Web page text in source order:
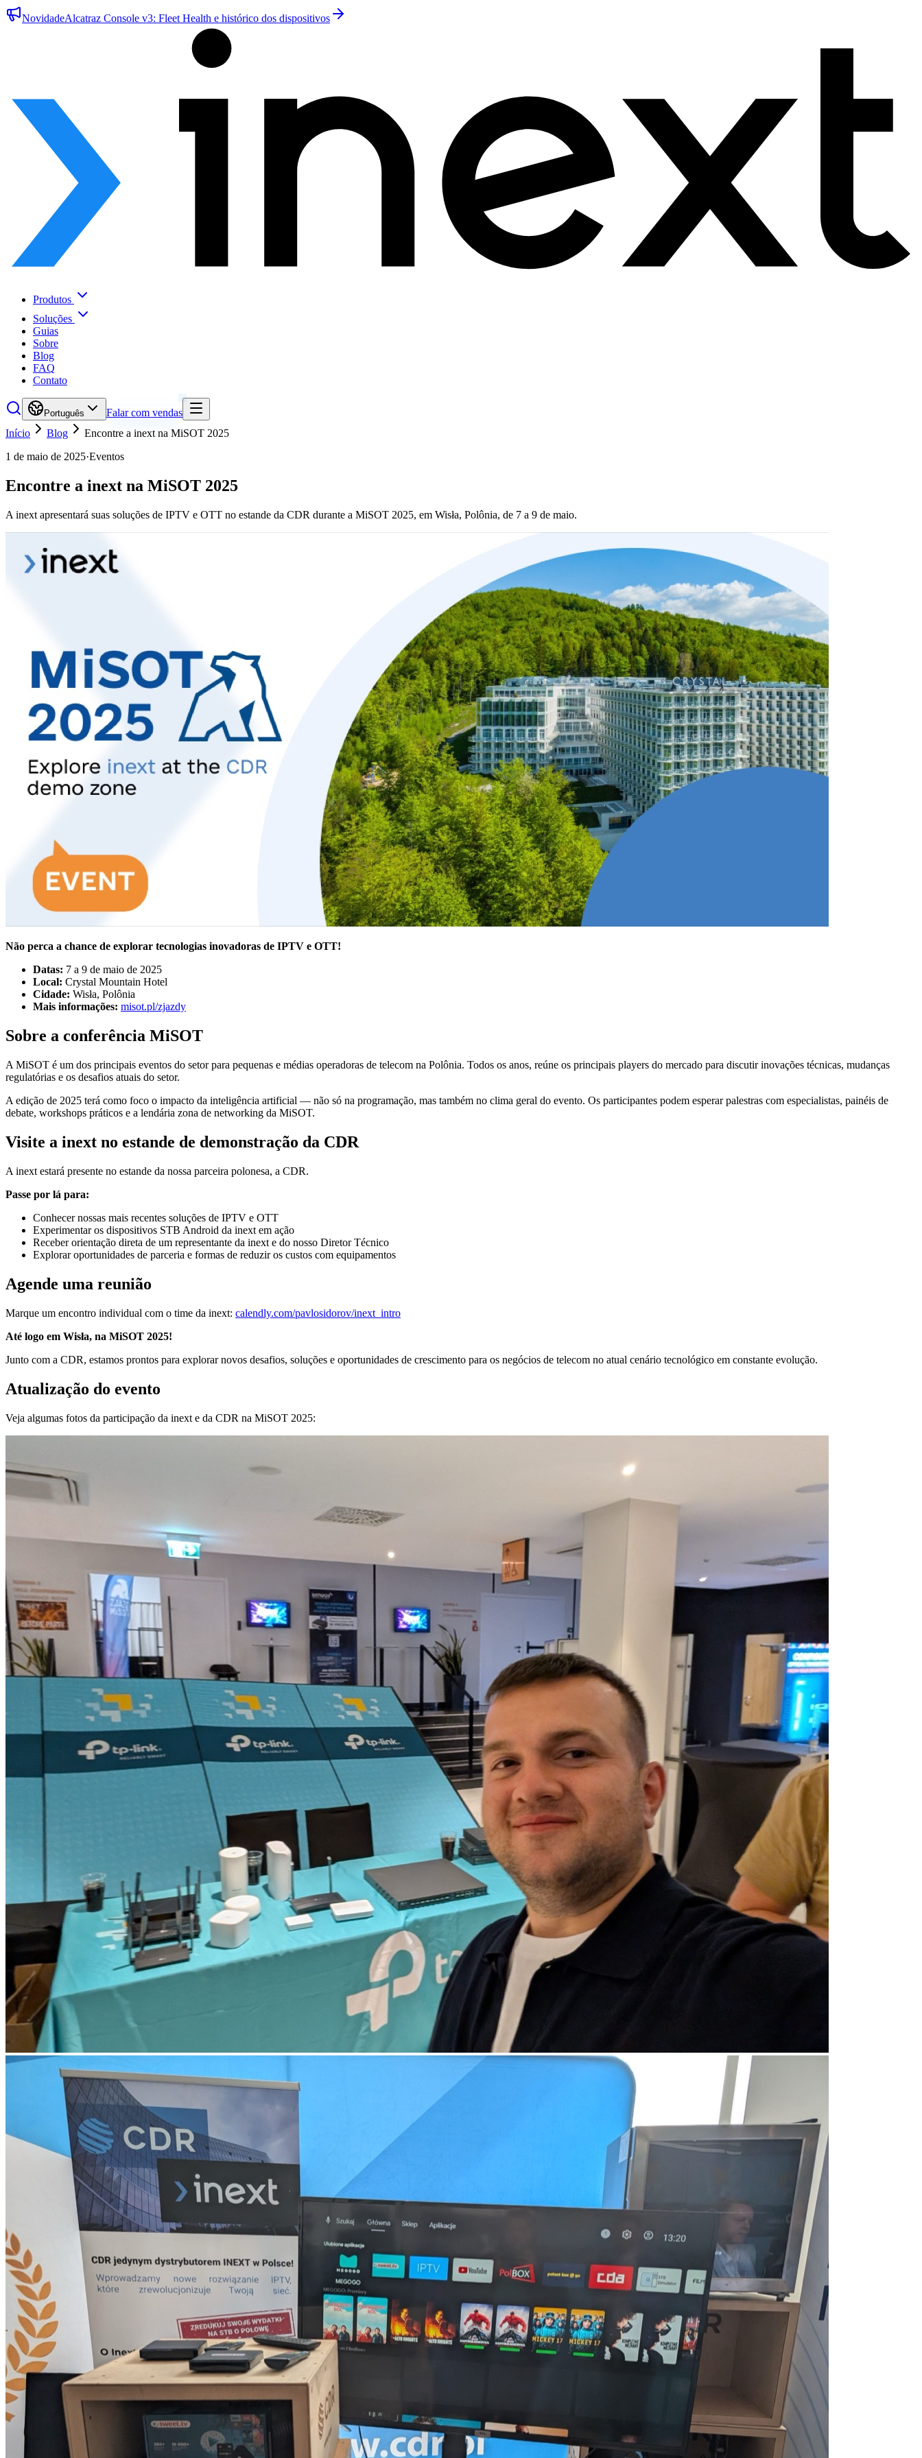
NovidadeAlcatraz Console v3: Fleet Health e histórico dos dispositivos
Produtos
Soluções
Guias
Sobre
Blog
FAQ
Contato
Português
Falar com vendas
Início
Blog
Encontre a inext na MiSOT 2025
1 de maio de 2025·Eventos
Encontre a inext na MiSOT 2025
A inext apresentará suas soluções de IPTV e OTT no estande da CDR durante a MiSOT 2025, em Wisła, Polônia, de 7 a 9 de maio.
Não perca a chance de explorar tecnologias inovadoras de IPTV e OTT!
Datas: 7 a 9 de maio de 2025
Local: Crystal Mountain Hotel
Cidade: Wisła, Polônia
Mais informações: misot.pl/zjazdy
Sobre a conferência MiSOT
A MiSOT é um dos principais eventos do setor para pequenas e médias operadoras de telecom na Polônia. Todos os anos, reúne os principais players do mercado para discutir inovações técnicas, mudanças
regulatórias e os desafios atuais do setor.
A edição de 2025 terá como foco o impacto da inteligência artificial — não só na programação, mas também no clima geral do evento. Os participantes podem esperar palestras com especialistas, painéis de
debate, workshops práticos e a lendária zona de networking da MiSOT.
Visite a inext no estande de demonstração da CDR
A inext estará presente no estande da nossa parceira polonesa, a CDR.
Passe por lá para:
Conhecer nossas mais recentes soluções de IPTV e OTT
Experimentar os dispositivos STB Android da inext em ação
Receber orientação direta de um representante da inext e do nosso Diretor Técnico
Explorar oportunidades de parceria e formas de reduzir os custos com equipamentos
Agende uma reunião
Marque um encontro individual com o time da inext: calendly.com/pavlosidorov/inext_intro
Até logo em Wisła, na MiSOT 2025!
Junto com a CDR, estamos prontos para explorar novos desafios, soluções e oportunidades de crescimento para os negócios de telecom no atual cenário tecnológico em constante evolução.
Atualização do evento
Veja algumas fotos da participação da inext e da CDR na MiSOT 2025: